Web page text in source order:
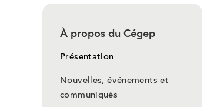
À propos du Cégep
Présentation
Nouvelles, événements et
communiqués